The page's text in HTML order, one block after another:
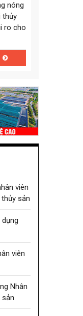
nóng
thủy
ro cho
viên
sản
dụng
viên
Nhân
sản